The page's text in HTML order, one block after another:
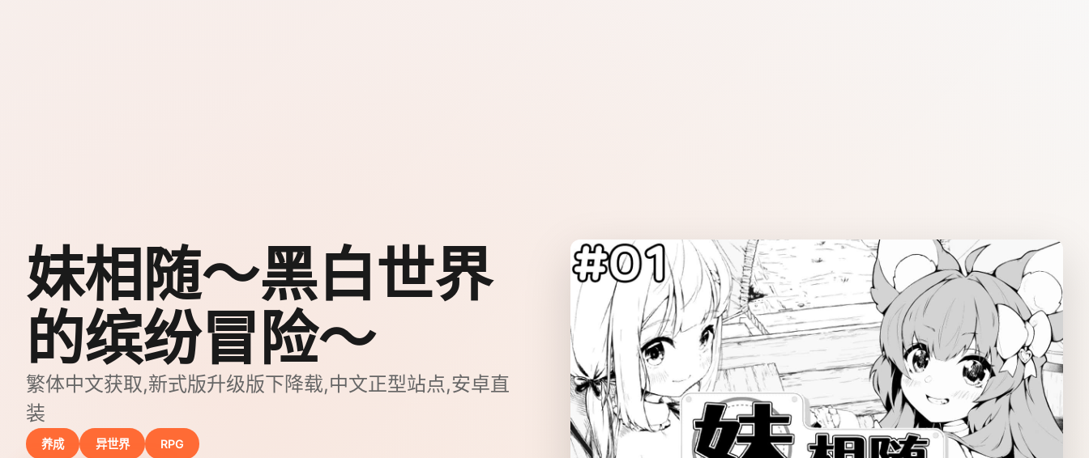
妹相随～黑白世界
的缤纷冒险～
繁体中文获取,新式版升级版下降载,中文正型站点,安卓直
装
养成 异世界 RPG